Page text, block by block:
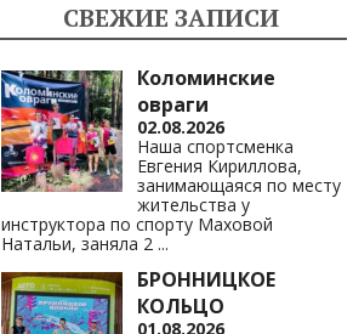
СВЕЖИЕ ЗАПИСИ
Коломинские
овраги
02.08.2026
Наша спортсменка
Евгения Кириллова,
занимающаяся по месту
жительства у
инструктора по спорту Маховой
Натальи, заняла 2 ...
БРОННИЦКОЕ
КОЛЬЦО
01.08.2026